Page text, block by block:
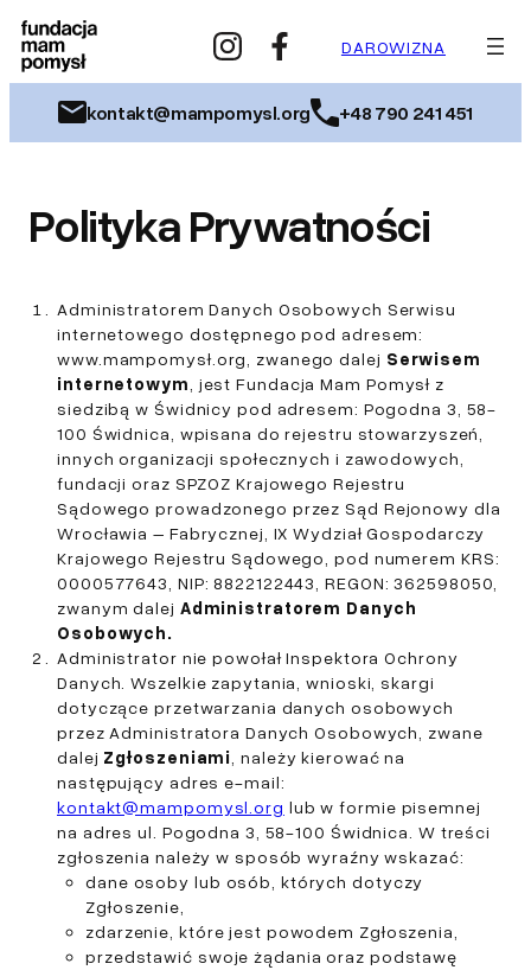
Przejdź
do
treści
DAROWIZNA
kontakt@mampomysl.org +48 790 241 451
Polityka Prywatności
Administratorem Danych Osobowych Serwisu
internetowego dostępnego pod adresem:
www.mampomysł.org, zwanego dalej Serwisem
internetowym , jest Fundacja Mam Pomysł z
siedzibą w Świdnicy pod adresem: Pogodna 3, 58-
100 Świdnica, wpisana do rejestru stowarzyszeń,
innych organizacji społecznych i zawodowych,
fundacji oraz SPZOZ Krajowego Rejestru
Sądowego prowadzonego przez Sąd Rejonowy dla
Wrocławia – Fabrycznej, IX Wydział Gospodarczy
Krajowego Rejestru Sądowego, pod numerem KRS:
0000577643, NIP: 8822122443, REGON: 362598050,
zwanym dalej Administratorem Danych
Osobowych.
Administrator nie powołał Inspektora Ochrony
Danych. Wszelkie zapytania, wnioski, skargi
dotyczące przetwarzania danych osobowych
przez Administratora Danych Osobowych, zwane
dalej Zgłoszeniami , należy kierować na
następujący adres e-mail:
kontakt@mampomysl.org lub w formie pisemnej
na adres ul. Pogodna 3, 58-100 Świdnica. W treści
zgłoszenia należy w sposób wyraźny wskazać:
dane osoby lub osób, których dotyczy
Zgłoszenie,
zdarzenie, które jest powodem Zgłoszenia,
przedstawić swoje żądania oraz podstawę